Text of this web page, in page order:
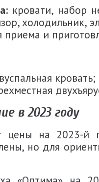
кровати, набор
холодильник,
приема и
кровать;
в 2023 году
цены на 2023-й
но для